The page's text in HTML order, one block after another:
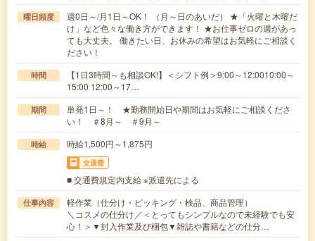
曜日頻度
週0日～/月1日～OK！ （月～日のあいだ） ★「火曜と木曜だ
け」など色々な働き方ができます！ ★お仕事ゼロの週があっ
ても大丈夫。 働きたい日、お休みの希望はお気軽にご相談く
ださい！
時間
【1日3時間～も相談OK!】＜シフト例＞9:00～12:0010:00～
15:00 12:00～17…
期間
単発1日～！ ★勤務開始日や期間はお気軽にご相談くださ
い！ ＃8月～ ＃9月～
時給 時給1,500円～1,875円
交通費
■ 交通費規定内支給 ※派遣先による
仕事内容
軽作業（仕分け・ピッキング・検品、商品管理）
＼コスメの仕分け／＜とってもシンプルなので未経験でも安
心！＞▼封入作業及び梱包▼雑誌や書籍などの仕分…